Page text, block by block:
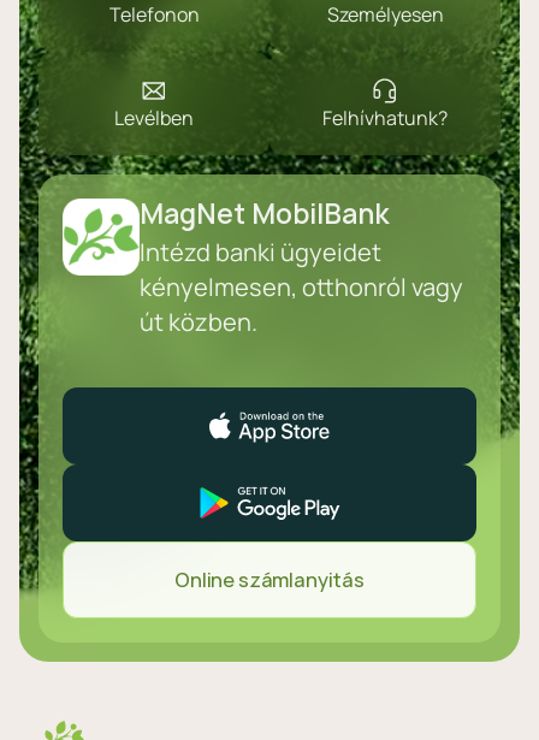
Telefonon Személyesen
Levélben Felhívhatunk?
MagNet MobilBank
Intézd banki ügyeidet
kényelmesen, otthonról vagy
út közben.
Online számlanyitás